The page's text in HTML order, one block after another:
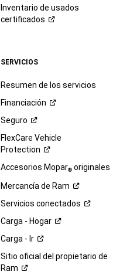
Inventario de usados
certificados
SERVICIOS
Resumen de los servicios
Financiación
Seguro
FlexCare Vehicle
Protection
Accesorios Mopar®originales
Mercancía de Ram
Servicios conectados
Carga - Hogar
Carga - Ir
Sitio oficial del propietario de
Ram